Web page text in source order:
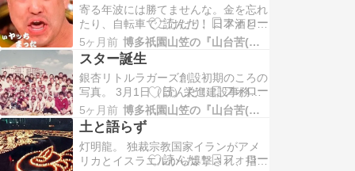
てもらいました。宗太郎さんは博多二
中バレーボール部と福高ラグビー部の
先輩で、キモサベの三つ上になりま
す。…
寄る年波には勝てませんな。金を忘れ
たり、自転車でこけたり、日本酒と焼
酎を間違えたり、携帯を忘れたり、や
っぱり、いつかはボケるのかなと消極
的で不安な日々を過ごしております。
陶芸もこの寒さで土が冷たいのを理由
に、なかなかその気になりません。こ
の世の不条理を蹴散らし、中村天風さ
んの「…
5ヶ月前 博多祇園山笠の『山台苦(山大工)』日記
スター誕生
銀杏リトルラガーズ創設初期のころの
写真。 3月1日（日）栄進建設事務所
近くの現場。隣の山田ホワイトクリニ
ック歯科の外壁直しも同時にしてま
す。 筑前亭。昼飯、孤食です。 筑前
亭。晩飯、孤食です。 この日の美鈴
姉御は「かしまし小娘」ボーカルで、
5ヶ月前 博多祇園山笠の『山台苦(山大工)』日記
土と語らず
灯明龍。 独裁宗教国家イランがアメ
リカとイスラエルから爆撃され、指導